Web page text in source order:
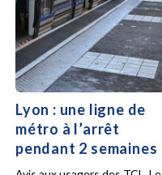
Lyon : une ligne de
métro à l’arrêt
pendant 2 semaines